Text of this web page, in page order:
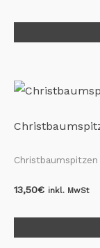
Christbaumspitzen
13,50€ inkl. MwSt